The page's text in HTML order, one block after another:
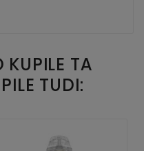
KUPILE TA
TUDI: